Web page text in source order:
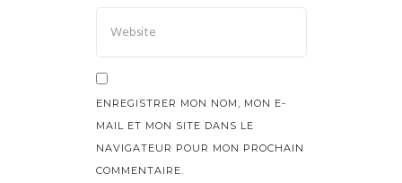
ENREGISTRER MON NOM, MON E-
MAIL ET MON SITE DANS LE
NAVIGATEUR POUR MON PROCHAIN
COMMENTAIRE.